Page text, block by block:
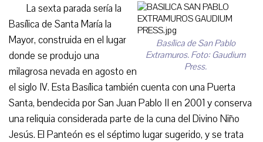
Basílica de San Pablo
Extramuros. Foto: Gaudium
Press.
La sexta parada sería la
Basílica de Santa María la
Mayor, construida en el lugar
donde se produjo una
milagrosa nevada en agosto en
el siglo IV. Esta Basílica también cuenta con una Puerta
Santa, bendecida por San Juan Pablo II en 2001 y conserva
una reliquia considerada parte de la cuna del Divino Niño
Jesús. El Panteón es el séptimo lugar sugerido, y se trata